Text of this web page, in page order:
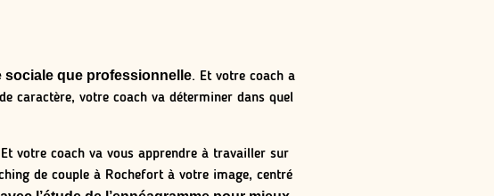
sociale que professionnelle. Et votre coach a
caractère, votre coach va déterminer dans quel
votre coach va vous apprendre à travailler sur
de couple à Rochefort à votre image, centré